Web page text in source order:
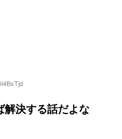
解決する話だよな